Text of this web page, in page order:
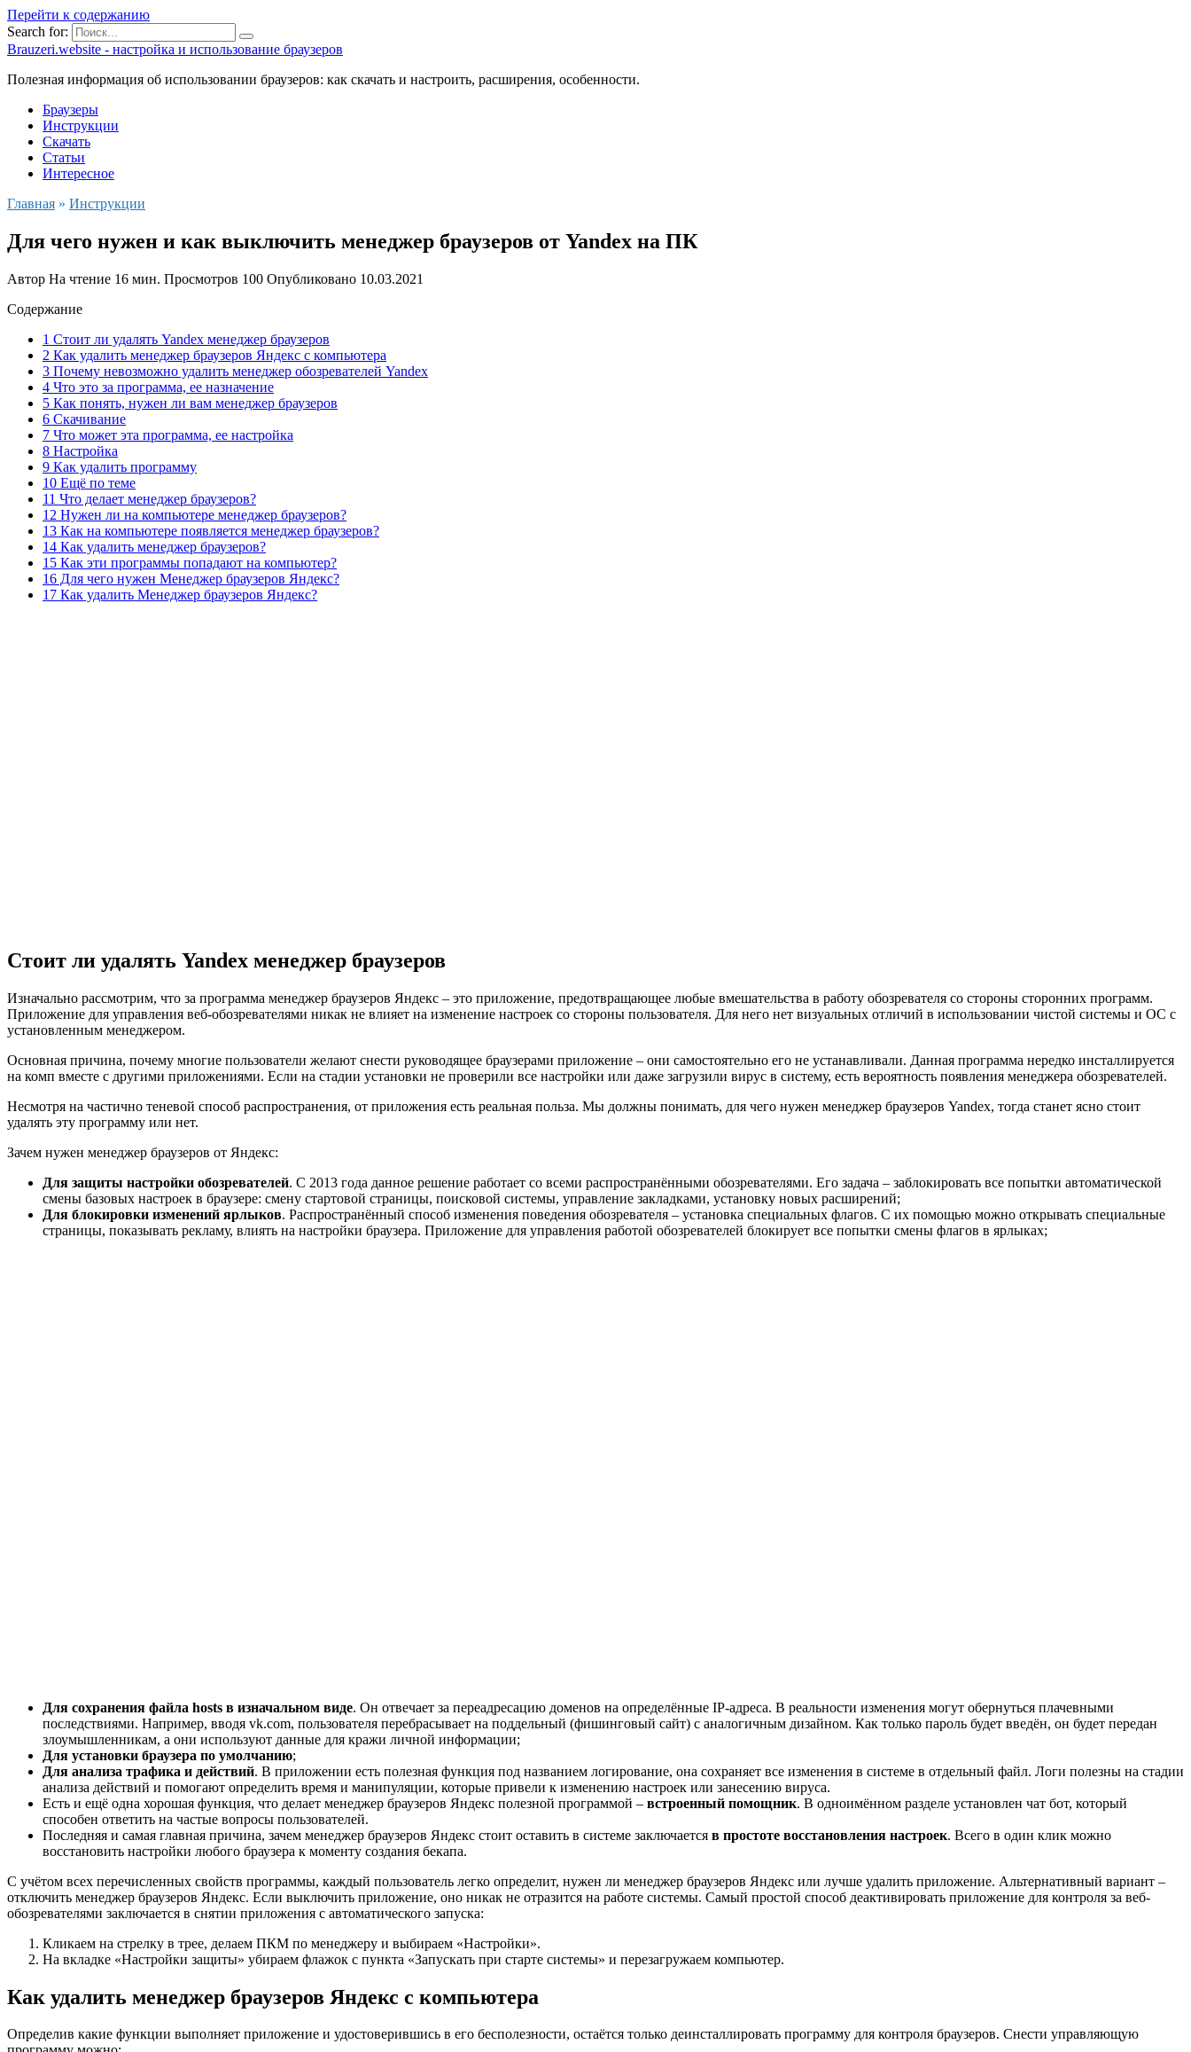
Перейти к содержанию
Search for:
Brauzeri.website - настройка и использование браузеров
Полезная информация об использовании браузеров: как скачать и настроить, расширения, особенности.
Браузеры
Инструкции
Скачать
Статьи
Интересное
Главная » Инструкции
Для чего нужен и как выключить менеджер браузеров от Yandex на ПК
Автор На чтение 16 мин. Просмотров 100 Опубликовано 10.03.2021
Содержание
1 Стоит ли удалять Yandex менеджер браузеров
2 Как удалить менеджер браузеров Яндекс с компьютера
3 Почему невозможно удалить менеджер обозревателей Yandex
4 Что это за программа, ее назначение
5 Как понять, нужен ли вам менеджер браузеров
6 Скачивание
7 Что может эта программа, ее настройка
8 Настройка
9 Как удалить программу
10 Ещё по теме
11 Что делает менеджер браузеров?
12 Нужен ли на компьютере менеджер браузеров?
13 Как на компьютере появляется менеджер браузеров?
14 Как удалить менеджер браузеров?
15 Как эти программы попадают на компьютер?
16 Для чего нужен Менеджер браузеров Яндекс?
17 Как удалить Менеджер браузеров Яндекс?
Стоит ли удалять Yandex менеджер браузеров
Изначально рассмотрим, что за программа менеджер браузеров Яндекс – это приложение, предотвращающее любые вмешательства в работу обозревателя со стороны сторонних программ.
Приложение для управления веб-обозревателями никак не влияет на изменение настроек со стороны пользователя. Для него нет визуальных отличий в использовании чистой системы и ОС с
установленным менеджером.
Основная причина, почему многие пользователи желают снести руководящее браузерами приложение – они самостоятельно его не устанавливали. Данная программа нередко инсталлируется
на комп вместе с другими приложениями. Если на стадии установки не проверили все настройки или даже загрузили вирус в систему, есть вероятность появления менеджера обозревателей.
Несмотря на частично теневой способ распространения, от приложения есть реальная польза. Мы должны понимать, для чего нужен менеджер браузеров Yandex, тогда станет ясно стоит
удалять эту программу или нет.
Зачем нужен менеджер браузеров от Яндекс:
Для защиты настройки обозревателей. С 2013 года данное решение работает со всеми распространёнными обозревателями. Его задача – заблокировать все попытки автоматической
смены базовых настроек в браузере: смену стартовой страницы, поисковой системы, управление закладками, установку новых расширений;
Для блокировки изменений ярлыков. Распространённый способ изменения поведения обозревателя – установка специальных флагов. С их помощью можно открывать специальные
страницы, показывать рекламу, влиять на настройки браузера. Приложение для управления работой обозревателей блокирует все попытки смены флагов в ярлыках;
Для сохранения файла hosts в изначальном виде. Он отвечает за переадресацию доменов на определённые IP-адреса. В реальности изменения могут обернуться плачевными
последствиями. Например, вводя vk.com, пользователя перебрасывает на поддельный (фишинговый сайт) с аналогичным дизайном. Как только пароль будет введён, он будет передан
злоумышленникам, а они используют данные для кражи личной информации;
Для установки браузера по умолчанию;
Для анализа трафика и действий. В приложении есть полезная функция под названием логирование, она сохраняет все изменения в системе в отдельный файл. Логи полезны на стадии
анализа действий и помогают определить время и манипуляции, которые привели к изменению настроек или занесению вируса.
Есть и ещё одна хорошая функция, что делает менеджер браузеров Яндекс полезной программой – встроенный помощник. В одноимённом разделе установлен чат бот, который
способен ответить на частые вопросы пользователей.
Последняя и самая главная причина, зачем менеджер браузеров Яндекс стоит оставить в системе заключается в простоте восстановления настроек. Всего в один клик можно
восстановить настройки любого браузера к моменту создания бекапа.
С учётом всех перечисленных свойств программы, каждый пользователь легко определит, нужен ли менеджер браузеров Яндекс или лучше удалить приложение. Альтернативный вариант –
отключить менеджер браузеров Яндекс. Если выключить приложение, оно никак не отразится на работе системы. Самый простой способ деактивировать приложение для контроля за веб-
обозревателями заключается в снятии приложения с автоматического запуска:
Кликаем на стрелку в трее, делаем ПКМ по менеджеру и выбираем «Настройки».
На вкладке «Настройки защиты» убираем флажок с пункта «Запускать при старте системы» и перезагружаем компьютер.
Как удалить менеджер браузеров Яндекс с компьютера
Определив какие функции выполняет приложение и удостоверившись в его бесполезности, остаётся только деинсталлировать программу для контроля браузеров. Снести управляющую